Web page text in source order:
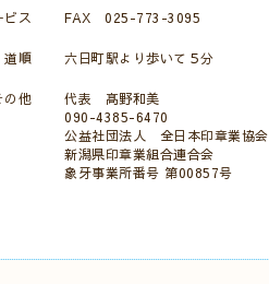
ビス FAX 025-773-3095
道順 六日町駅より歩いて５分
の他
代表 髙野和美
090-4385-6470
公益社団法人 全日本印章業協会
新潟県印章業組合連合会
象牙事業所番号 第00857号